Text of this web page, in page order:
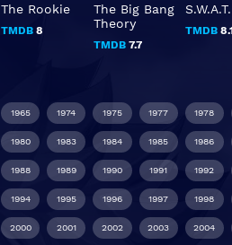
The Rookie
TMDB 8
The Big Bang
Theory
TMDB7.7
S.W.A.T.
TMDB
1965 1974 1975 1977 1978
1980 1983 1984 1985 1986
1988 1989 1990 1991 1992
1994 1995 1996 1997 1998
2000 2001 2002 2003 2004